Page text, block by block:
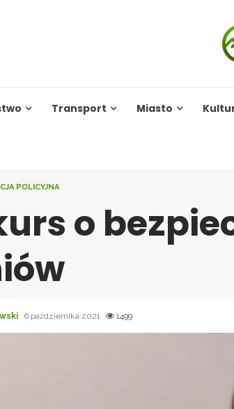
Transport Miasto
POLICYJNA
o
6 października 2021 1499